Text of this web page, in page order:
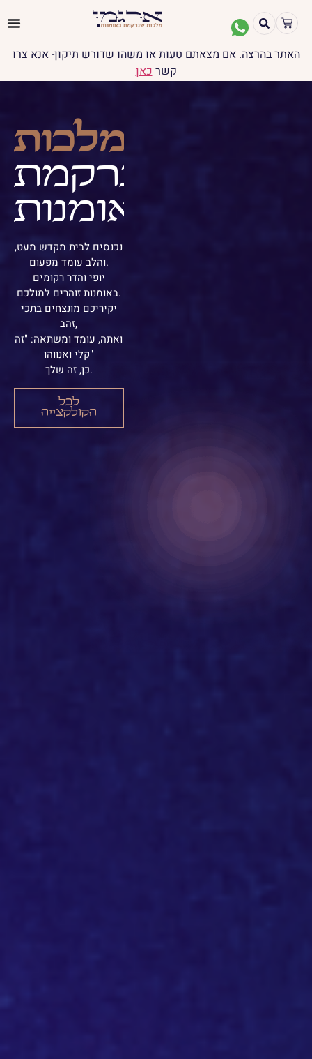
האתר בהרצה. אם מצאתם טעות או משהו שדורש תיקון- אנא צרו
קשרכאן
מלכות
שנרקמת
באומנות
נכנסים לבית מקדש מעט,
והלב עומד מפעום.
יופי והדר רקומים
באומנות זוהרים למולכם.
יקיריכם מונצחים בתכי
זהב,
ואתה, עומד ומשתאה: "זה
קלי ואנווהו"
כן, זה שלך.
לכל
הקולקצייה